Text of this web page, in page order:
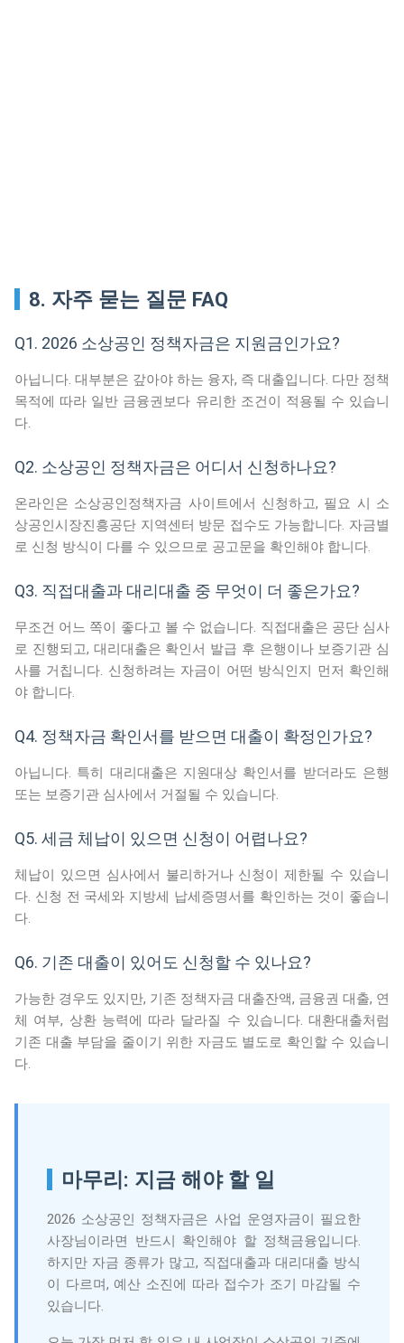
8. 자주 묻는 질문 FAQ
Q1. 2026 소상공인 정책자금은 지원금인가요?
아닙니다. 대부분은 갚아야 하는 융자, 즉 대출입니다. 다만 정책
목적에 따라 일반 금융권보다 유리한 조건이 적용될 수 있습니
다.
Q2. 소상공인 정책자금은 어디서 신청하나요?
온라인은 소상공인정책자금 사이트에서 신청하고, 필요 시 소
상공인시장진흥공단 지역센터 방문 접수도 가능합니다. 자금별
로 신청 방식이 다를 수 있으므로 공고문을 확인해야 합니다.
Q3. 직접대출과 대리대출 중 무엇이 더 좋은가요?
무조건 어느 쪽이 좋다고 볼 수 없습니다. 직접대출은 공단 심사
로 진행되고, 대리대출은 확인서 발급 후 은행이나 보증기관 심
사를 거칩니다. 신청하려는 자금이 어떤 방식인지 먼저 확인해
야 합니다.
Q4. 정책자금 확인서를 받으면 대출이 확정인가요?
아닙니다. 특히 대리대출은 지원대상 확인서를 받더라도 은행
또는 보증기관 심사에서 거절될 수 있습니다.
Q5. 세금 체납이 있으면 신청이 어렵나요?
체납이 있으면 심사에서 불리하거나 신청이 제한될 수 있습니
다. 신청 전 국세와 지방세 납세증명서를 확인하는 것이 좋습니
다.
Q6. 기존 대출이 있어도 신청할 수 있나요?
가능한 경우도 있지만, 기존 정책자금 대출잔액, 금융권 대출, 연
체 여부, 상환 능력에 따라 달라질 수 있습니다. 대환대출처럼
기존 대출 부담을 줄이기 위한 자금도 별도로 확인할 수 있습니
다.
마무리: 지금 해야 할 일
2026 소상공인 정책자금은 사업 운영자금이 필요한
사장님이라면 반드시 확인해야 할 정책금융입니다.
하지만 자금 종류가 많고, 직접대출과 대리대출 방식
이 다르며, 예산 소진에 따라 접수가 조기 마감될 수
있습니다.